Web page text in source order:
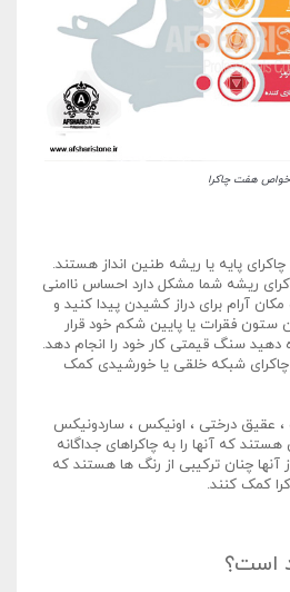
خواص هفت چاکرا
چاکرای پایه یا ریشه طنین انداز هستند.
ریشه شما مشکل دارد احساس ناامنی
آرام برای دراز کشیدن پیدا کنید و
فقرات یا پایین شکم خود قرار
دهید سنگ قیمتی کار خود را انجام دهد.
چاکرای شبکه خلقی یا خورشیدی کمک
عقیق درختی ، اونیکس ، ساردونیکس
که آنها را به چاکراهای جداگانه
آنها چنان ترکیبی از رنگ ها هستند که
کمک کنند.
است؟